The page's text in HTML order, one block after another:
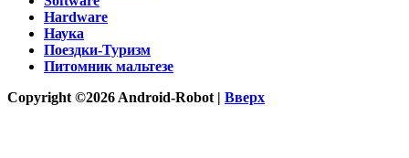
Hardware
Наука
Поездки-Туризм
Питомник мальтезе
Copyright ©2026 Android-Robot | Вверх